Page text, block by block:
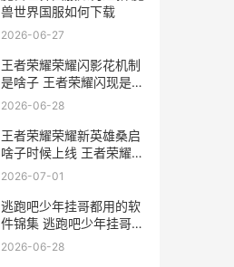
兽世界国服如何下载
2026-06-27
王者荣耀荣耀闪影花机制
是啥子 王者荣耀闪现是哪
个图标
2026-06-28
王者荣耀荣耀新英雄桑启
啥子时候上线 王者荣耀荣
耀新赛季什么开始
2026-07-01
逃跑吧少年挂哥都用的软
件锦集 逃跑吧少年挂哥菠
萝神
2026-06-28